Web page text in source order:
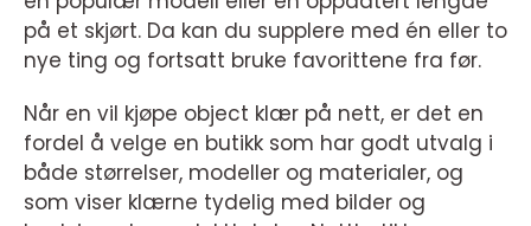
på et skjørt. Da kan du supplere med én eller to
nye ting og fortsatt bruke favorittene fra før.
Når en vil kjøpe object klær på nett, er det en
fordel å velge en butikk som har godt utvalg i
både størrelser, modeller og materialer, og
som viser klærne tydelig med bilder og